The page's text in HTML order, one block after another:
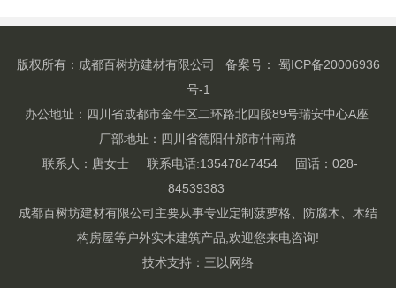
版权所有：成都百树坊建材有限公司 备案号： 蜀ICP备20006936
号-1
办公地址：四川省成都市金牛区二环路北四段89号瑞安中心A座
厂部地址：四川省德阳什邡市什南路
联系人：唐女士 联系电话:13547847454 固话：028-
84539383
成都百树坊建材有限公司主要从事专业定制菠萝格、防腐木、木结
构房屋等户外实木建筑产品,欢迎您来电咨询!
技术支持： 三以网络